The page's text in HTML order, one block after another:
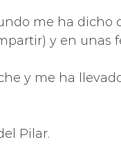
me ha dicho
y en unas
y me ha
Pilar.